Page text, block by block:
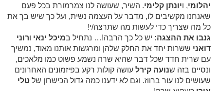
יהלומי, ויונתן קלימי. השיר, שעושה לנו צמרמורת בכל פעם
שאנחנו מקשיבים לו, מדבר על העצמה נשית, ועל כך שיש בך את
כל מה שצריך כדי לעשות מה שתרצה/י!
גנבו את ההצגה: יש כל כך הרבה!… נתחיל במיכל ינאי ורוני
דואני ששרות יחד את החלק שלהן ומרגשות אותנו מאוד, נמשיך
עם שרית חדד שכל דבר שהיא שרה נשמע פשוט כמו מלאכים,
ונסיים בזה שנועה קירל עושה קולות רקע בפיזמונים האחרונים
שעושים לנו עור ברווז. וגם לא ידענו כמה גדול הכישרון של טלי